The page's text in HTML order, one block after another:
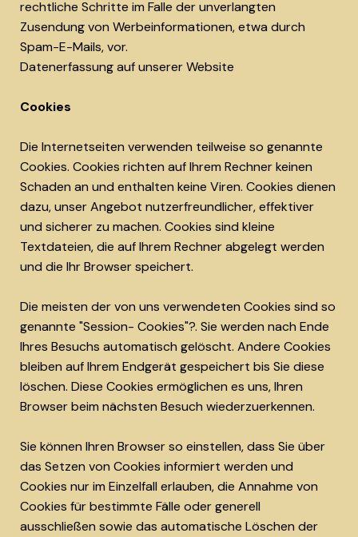
rechtliche Schritte im Falle der unverlangten
Zusendung von Werbeinformationen, etwa durch
Spam-E-Mails, vor.
Datenerfassung auf unserer Website
Cookies
Die Internetseiten verwenden teilweise so genannte
Cookies. Cookies richten auf Ihrem Rechner keinen
Schaden an und enthalten keine Viren. Cookies dienen
dazu, unser Angebot nutzerfreundlicher, effektiver
und sicherer zu machen. Cookies sind kleine
Textdateien, die auf Ihrem Rechner abgelegt werden
und die Ihr Browser speichert.
Die meisten der von uns verwendeten Cookies sind so
genannte "Session- Cookies"?. Sie werden nach Ende
Ihres Besuchs automatisch gelöscht. Andere Cookies
bleiben auf Ihrem Endgerät gespeichert bis Sie diese
löschen. Diese Cookies ermöglichen es uns, Ihren
Browser beim nächsten Besuch wiederzuerkennen.
Sie können Ihren Browser so einstellen, dass Sie über
das Setzen von Cookies informiert werden und
Cookies nur im Einzelfall erlauben, die Annahme von
Cookies für bestimmte Fälle oder generell
ausschließen sowie das automatische Löschen der